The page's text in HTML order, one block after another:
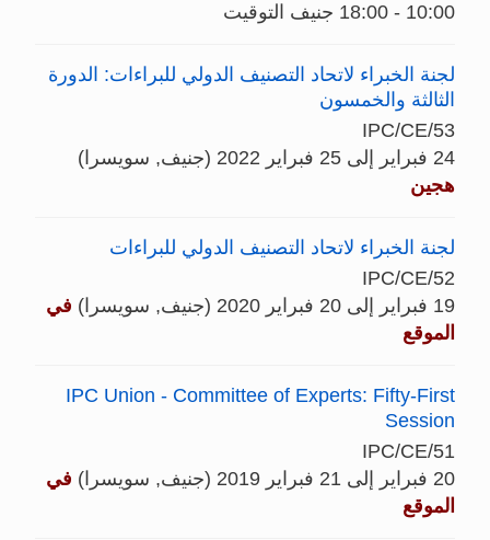
10:00 - 18:00 جنيف التوقيت
لجنة الخبراء لاتحاد التصنيف الدولي للبراءات: الدورة
الثالثة والخمسون
IPC/CE/53
24 فبراير إلى 25 فبراير 2022 (جنيف, سويسرا)
هجين
لجنة الخبراء لاتحاد التصنيف الدولي للبراءات
IPC/CE/52
19 فبراير إلى 20 فبراير 2020 (جنيف, سويسرا)
في
الموقع
IPC Union - Committee of Experts: Fifty-First
Session
IPC/CE/51
20 فبراير إلى 21 فبراير 2019 (جنيف, سويسرا)
في
الموقع